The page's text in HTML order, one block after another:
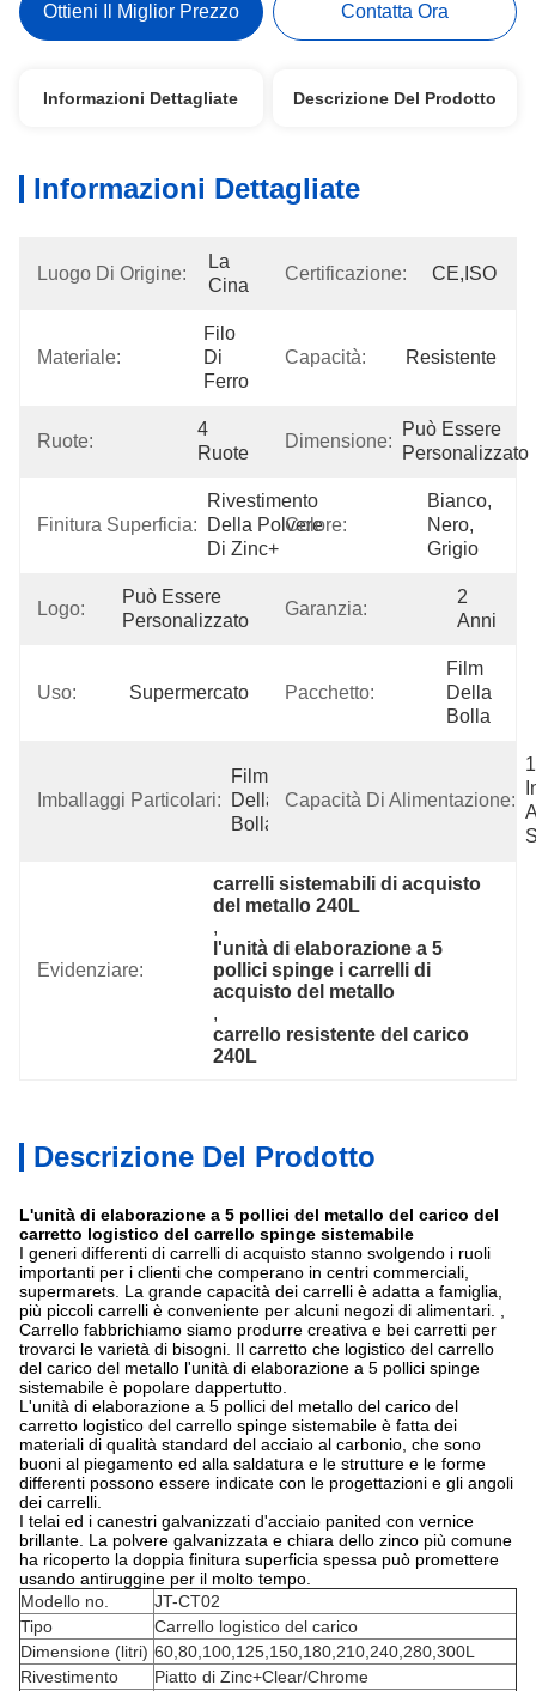
Ottieni Il Miglior Prezzo Contatta Ora
Informazioni Dettagliate Descrizione Del Prodotto
Informazioni Dettagliate
Luogo Di Origine:
La
Cina
Certificazione: CE,ISO
Materiale:
Filo
Di
Ferro
Capacità: Resistente
Ruote:
4
Ruote
Dimensione:
Può Essere
Personalizzato
Finitura Superficia:
Rivestimento
Della Polvere
Di Zinc+
Colore:
Bianco,
Nero,
Grigio
Logo:
Può Essere
Personalizzato
Garanzia:
2
Anni
Uso: Supermercato Pacchetto:
Film
Della
Bolla
Imballaggi Particolari:
Film
Della
Bolla
Capacità Di Alimentazione:
Evidenziare:
carrelli sistemabili di acquisto
del metallo 240L
,
l'unità di elaborazione a 5
pollici spinge i carrelli di
acquisto del metallo
,
carrello resistente del carico
240L
Descrizione Del Prodotto
L'unità di elaborazione a 5 pollici del metallo del carico del
carretto logistico del carrello spinge sistemabile
I generi differenti di carrelli di acquisto stanno svolgendo i ruoli
importanti per i clienti che comperano in centri commerciali,
supermarets. La grande capacità dei carrelli è adatta a famiglia,
più piccoli carrelli è conveniente per alcuni negozi di alimentari. ,
Carrello fabbrichiamo siamo produrre creativa e bei carretti per
trovarci le varietà di bisogni. Il carretto che logistico del carrello
del carico del metallo l'unità di elaborazione a 5 pollici spinge
sistemabile è popolare dappertutto.
L'unità di elaborazione a 5 pollici del metallo del carico del
carretto logistico del carrello spinge sistemabile è fatta dei
materiali di qualità standard del acciaio al carbonio, che sono
buoni al piegamento ed alla saldatura e le strutture e le forme
differenti possono essere indicate con le progettazioni e gli angoli
dei carrelli.
I telai ed i canestri galvanizzati d'acciaio panited con vernice
brillante. La polvere galvanizzata e chiara dello zinco più comune
ha ricoperto la doppia finitura superficia spessa può promettere
usando antiruggine per il molto tempo.
Modello no.
JT-CT02
Tipo
Carrello logistico del carico
Dimensione (litri) 60,80,100,125,150,180,210,240,280,300L
Rivestimento
Piatto di Zinc+Clear/Chrome